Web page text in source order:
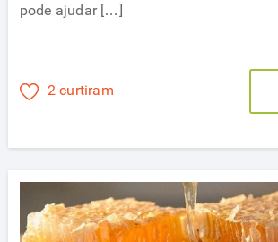
pode ajudar […]
2 curtiram